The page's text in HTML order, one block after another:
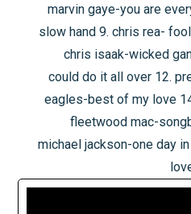
marvin gaye-you are
slow hand 9. chris rea-
chris isaak-wicked
could do it all over 12.
eagles-best of my love
fleetwood mac-
michael jackson-one day